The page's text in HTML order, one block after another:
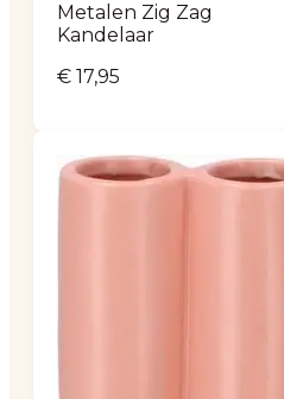
Metalen Zig Zag
Kandelaar
€ 17,95